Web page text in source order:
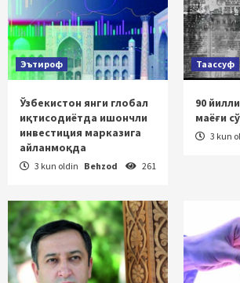
Эътироф
Ўзбекистон янги глобал
иқтисодиётда ишончли
инвестиция марказига
айланмоқда
3 kun oldin Behzod 261
Таассуф
90
маёғи
3 kun